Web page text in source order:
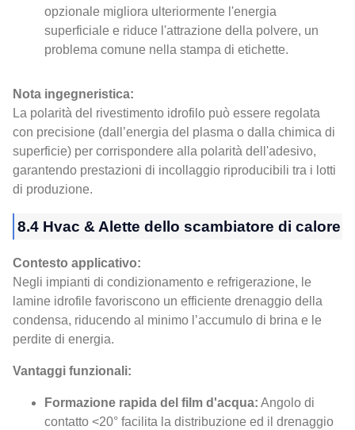
opzionale migliora ulteriormente l'energia
superficiale e riduce l'attrazione della polvere, un
problema comune nella stampa di etichette.
Nota ingegneristica:
La polarità del rivestimento idrofilo può essere regolata
con precisione (dall’energia del plasma o dalla chimica di
superficie) per corrispondere alla polarità dell'adesivo,
garantendo prestazioni di incollaggio riproducibili tra i lotti
di produzione.
8.4 Hvac & Alette dello scambiatore di calore
Contesto applicativo:
Negli impianti di condizionamento e refrigerazione, le
lamine idrofile favoriscono un efficiente drenaggio della
condensa, riducendo al minimo l’accumulo di brina e le
perdite di energia.
Vantaggi funzionali:
Formazione rapida del film d'acqua: Angolo di
contatto <20° facilita la distribuzione ed il drenaggio